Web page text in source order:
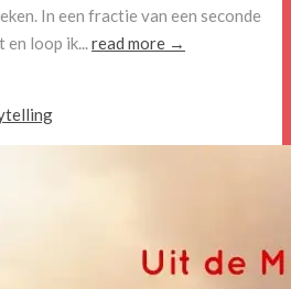
In een fractie van een seconde
en loop ik...read more →